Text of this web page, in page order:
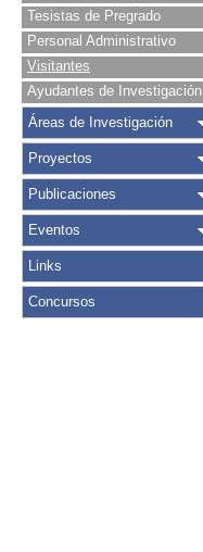
Tesistas de Pregrado
Personal Administrativo
Visitantes
Ayudantes de Investigación
Áreas de Investigación
Proyectos
Publicaciones
Eventos
Links
Concursos